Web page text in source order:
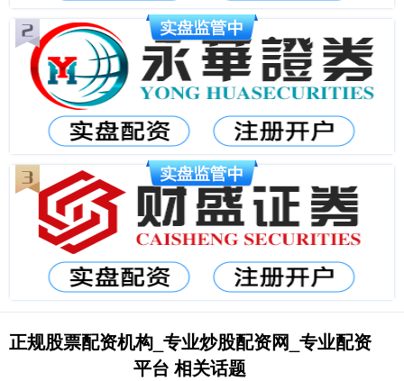
正规股票配资机构_专业炒股配资网_专业配资
平台 相关话题